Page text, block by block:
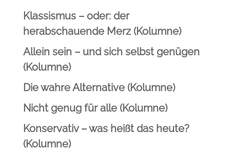
Klassismus – oder: der
herabschauende Merz (Kolumne)
Allein sein – und sich selbst genügen
(Kolumne)
Die wahre Alternative (Kolumne)
Nicht genug für alle (Kolumne)
Konservativ – was heißt das heute?
(Kolumne)